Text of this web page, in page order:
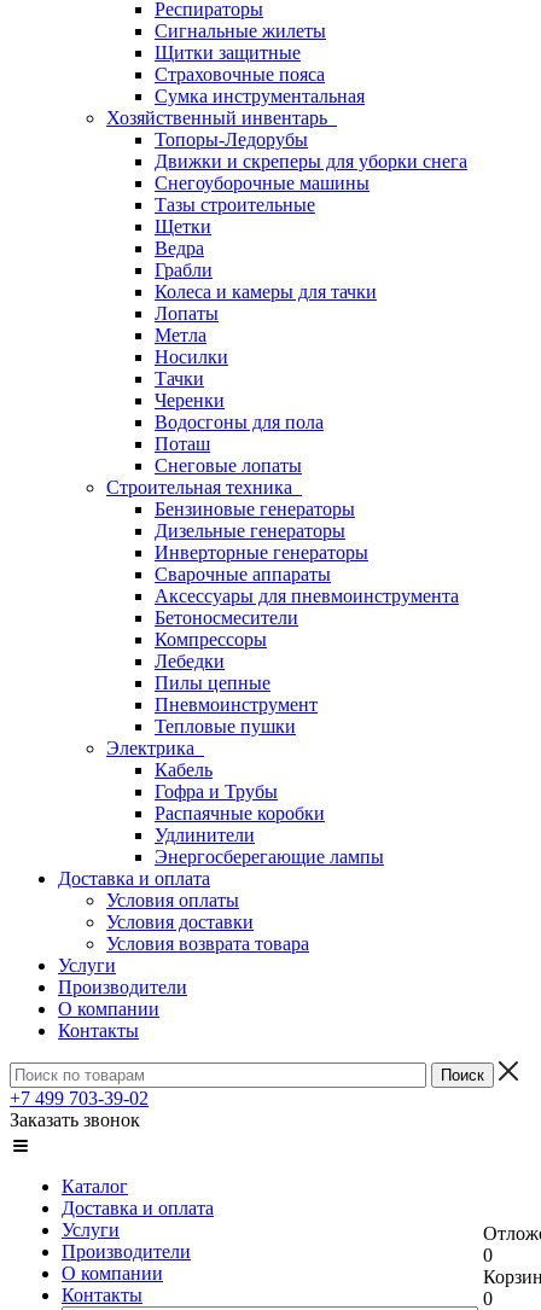
Респираторы
Сигнальные жилеты
Щитки защитные
Страховочные пояса
Сумка инструментальная
Хозяйственный инвентарь
Топоры-Ледорубы
Движки и скреперы для уборки снега
Снегоуборочные машины
Тазы строительные
Щетки
Ведра
Грабли
Колеса и камеры для тачки
Лопаты
Метла
Носилки
Тачки
Черенки
Водосгоны для пола
Поташ
Снеговые лопаты
Строительная техника
Бензиновые генераторы
Дизельные генераторы
Инверторные генераторы
Сварочные аппараты
Аксессуары для пневмоинструмента
Бетоносмесители
Компрессоры
Лебедки
Пилы цепные
Пневмоинструмент
Тепловые пушки
Электрика
Кабель
Гофра и Трубы
Распаячные коробки
Удлинители
Энергосберегающие лампы
Доставка и оплата
Условия оплаты
Условия доставки
Условия возврата товара
Услуги
Производители
О компании
Контакты
+7 499 703-39-02
Заказать звонок
Каталог
Доставка и оплата
Услуги
Производители
О компании
Контакты
0
0